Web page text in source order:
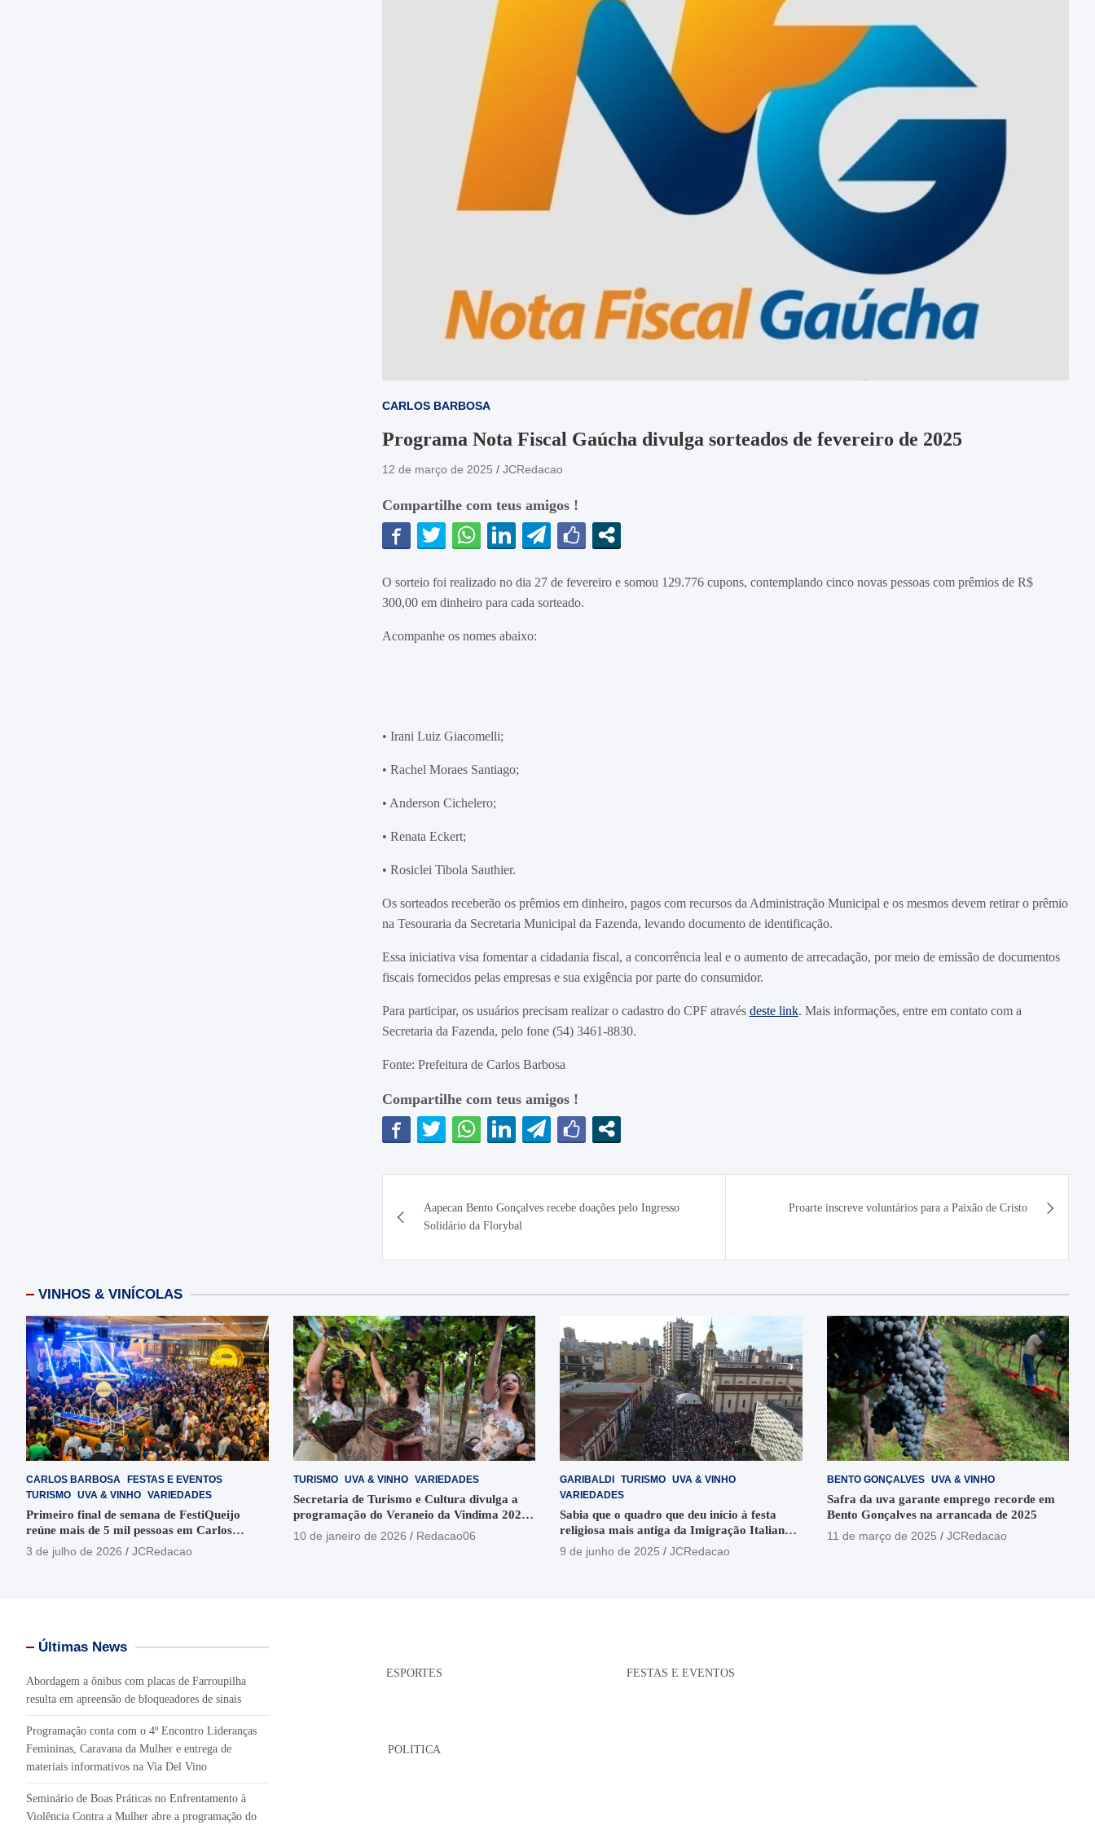
CARLOS BARBOSA
Programa Nota Fiscal Gaúcha divulga sorteados de fevereiro de 2025
12 de março de 2025 JCRedacao
Compartilhe com teus amigos !
O sorteio foi realizado no dia 27 de fevereiro e somou 129.776 cupons, contemplando cinco novas pessoas com prêmios de R$
300,00 em dinheiro para cada sorteado.
Acompanhe os nomes abaixo:
• Irani Luiz Giacomelli;
• Rachel Moraes Santiago;
• Anderson Cichelero;
• Renata Eckert;
• Rosiclei Tibola Sauthier.
Os sorteados receberão os prêmios em dinheiro, pagos com recursos da Administração Municipal e os mesmos devem retirar o prêmio
na Tesouraria da Secretaria Municipal da Fazenda, levando documento de identificação.
Essa iniciativa visa fomentar a cidadania fiscal, a concorrência leal e o aumento de arrecadação, por meio de emissão de documentos
fiscais fornecidos pelas empresas e sua exigência por parte do consumidor.
Para participar, os usuários precisam realizar o cadastro do CPF através deste link. Mais informações, entre em contato com a
Secretaria da Fazenda, pelo fone (54) 3461-8830.
Fonte: Prefeitura de Carlos Barbosa
Compartilhe com teus amigos !
de
Post
Aapecan Bento Gonçalves recebe doações pelo Ingresso
Solidário da Florybal
Proarte inscreve voluntários para a Paixão de Cristo
VINHOS & VINÍCOLAS
CARLOS BARBOSA
FESTAS E EVENTOS
TURISMO UVA & VINHO VARIEDADES
Primeiro final de semana de FestiQueijo
reúne mais de 5 mil pessoas em Carlos
Barbosa
3 de julho de 2026 JCRedacao
TURISMO UVA & VINHO VARIEDADES
Secretaria de Turismo e Cultura divulga a
programação do Veraneio da Vindima 2026
em Garibaldi
10 de janeiro de 2026 Redacao06
GARIBALDI TURISMO UVA & VINHO
VARIEDADES
Sabia que o quadro que deu início à festa
religiosa mais antiga da Imigração Italiana
está no Santuário Santo Antônio
9 de junho de 2025 JCRedacao
BENTO GONÇALVES UVA & VINHO
Safra da uva garante emprego recorde em
Bento Gonçalves na arrancada de 2025
11 de março de 2025
JCRedacao
Últimas News
Abordagem a ônibus com placas de Farroupilha
resulta em apreensão de bloqueadores de sinais
Programação conta com o 4º Encontro Lideranças
Femininas, Caravana da Mulher e entrega de
materiais informativos na Via Del Vino
Seminário de Boas Práticas no Enfrentamento à
Violência Contra a Mulher abre a programação do
ESPORTES
POLITICA
FESTAS E EVENTOS